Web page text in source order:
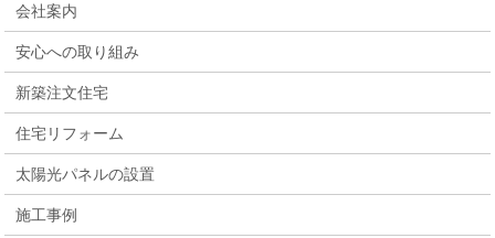
会社案内
安心への取り組み
新築注文住宅
住宅リフォーム
太陽光パネルの設置
施工事例